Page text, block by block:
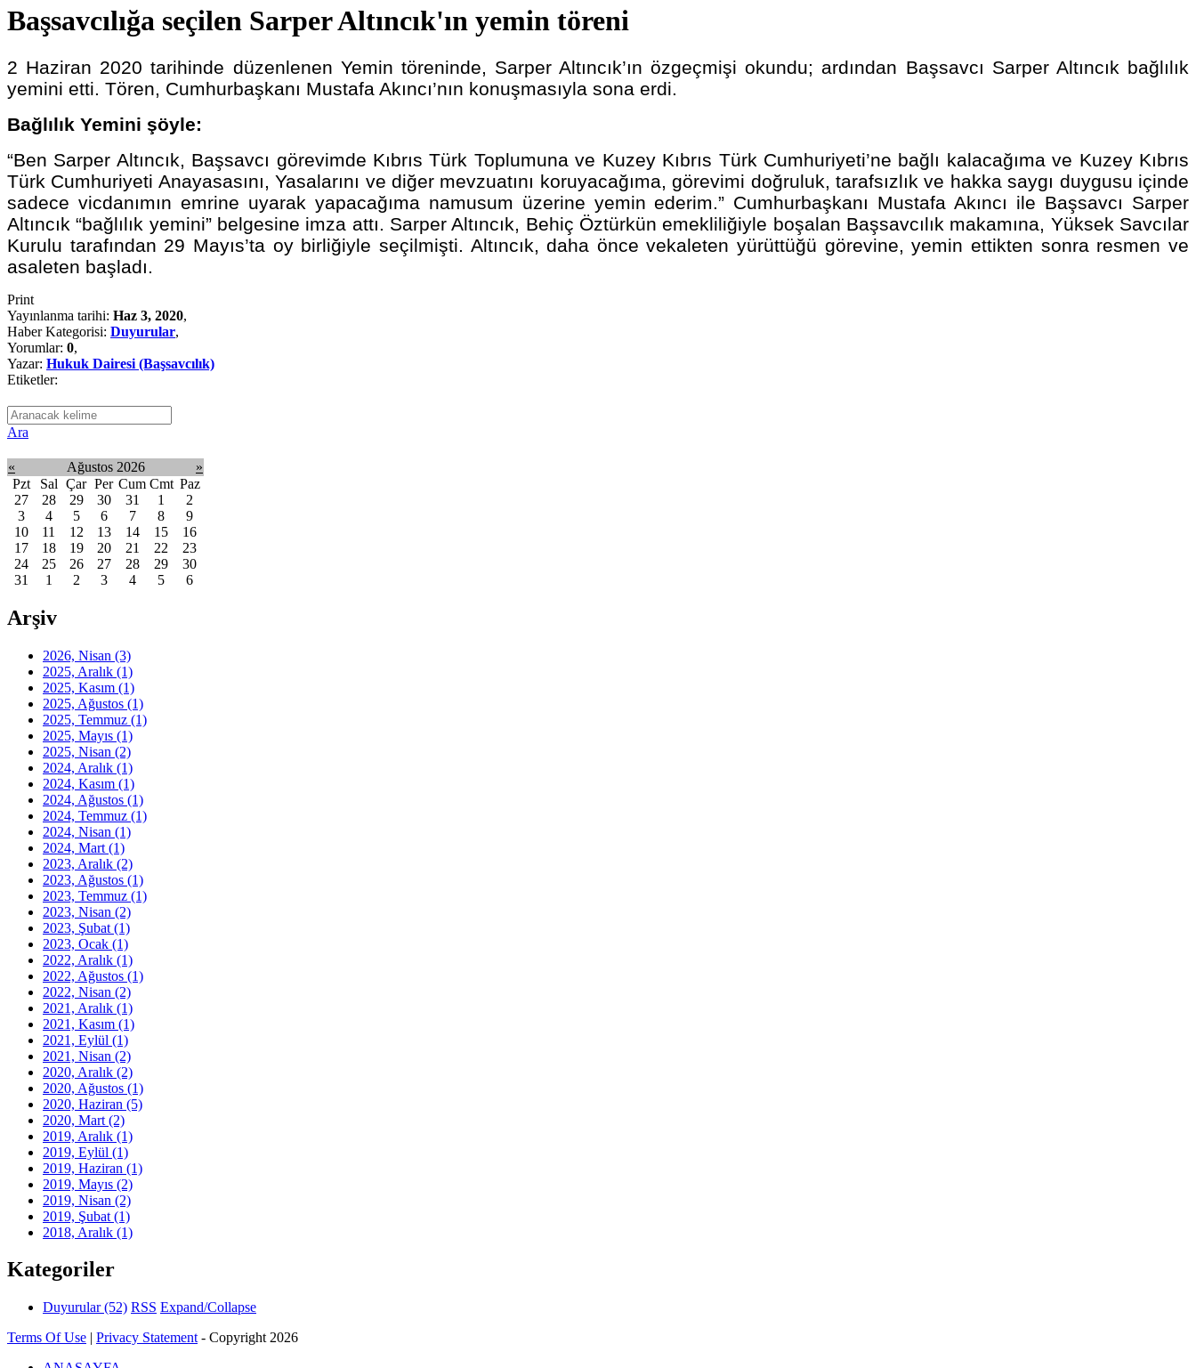
Başsavcılığa seçilen Sarper Altıncık'ın yemin töreni
2 Haziran 2020 tarihinde düzenlenen Yemin töreninde, Sarper Altıncık’ın özgeçmişi okundu; ardından Başsavcı Sarper Altıncık bağlılık
yemini etti. Tören, Cumhurbaşkanı Mustafa Akıncı’nın konuşmasıyla sona erdi.
Bağlılık Yemini şöyle:
“Ben Sarper Altıncık, Başsavcı görevimde Kıbrıs Türk Toplumuna ve Kuzey Kıbrıs Türk Cumhuriyeti’ne bağlı kalacağıma ve Kuzey Kıbrıs
Türk Cumhuriyeti Anayasasını, Yasalarını ve diğer mevzuatını koruyacağıma, görevimi doğruluk, tarafsızlık ve hakka saygı duygusu içinde
sadece vicdanımın emrine uyarak yapacağıma namusum üzerine yemin ederim.” Cumhurbaşkanı Mustafa Akıncı ile Başsavcı Sarper
Altıncık “bağlılık yemini” belgesine imza attı. Sarper Altıncık, Behiç Öztürkün emekliliğiyle boşalan Başsavcılık makamına, Yüksek Savcılar
Kurulu tarafından 29 Mayıs’ta oy birliğiyle seçilmişti. Altıncık, daha önce vekaleten yürüttüğü görevine, yemin ettikten sonra resmen ve
asaleten başladı.
Print
Yayınlanma tarihi: Haz 3, 2020,
Haber Kategorisi: Duyurular,
Yorumlar: 0,
Yazar: Hukuk Dairesi (Başsavcılık)
Etiketler:
Ara
« Ağustos 2026
»
Pzt
Sal Çar Per Cum Cmt Paz
27
28 29 30 31 1
2
3
4 5 6 7 8
9
10
11 12 13 14 15
16
17
18 19 20 21 22
23
24
25 26 27 28 29
30
31
1 2 3 4 5 6
Arşiv
2026, Nisan (3)
2025, Aralık (1)
2025, Kasım (1)
2025, Ağustos (1)
2025, Temmuz (1)
2025, Mayıs (1)
2025, Nisan (2)
2024, Aralık (1)
2024, Kasım (1)
2024, Ağustos (1)
2024, Temmuz (1)
2024, Nisan (1)
2024, Mart (1)
2023, Aralık (2)
2023, Ağustos (1)
2023, Temmuz (1)
2023, Nisan (2)
2023, Şubat (1)
2023, Ocak (1)
2022, Aralık (1)
2022, Ağustos (1)
2022, Nisan (2)
2021, Aralık (1)
2021, Kasım (1)
2021, Eylül (1)
2021, Nisan (2)
2020, Aralık (2)
2020, Ağustos (1)
2020, Haziran (5)
2020, Mart (2)
2019, Aralık (1)
2019, Eylül (1)
2019, Haziran (1)
2019, Mayıs (2)
2019, Nisan (2)
2019, Şubat (1)
2018, Aralık (1)
Kategoriler
Duyurular(52) RSS Expand/Collapse
Terms Of Use | Privacy Statement - Copyright 2026